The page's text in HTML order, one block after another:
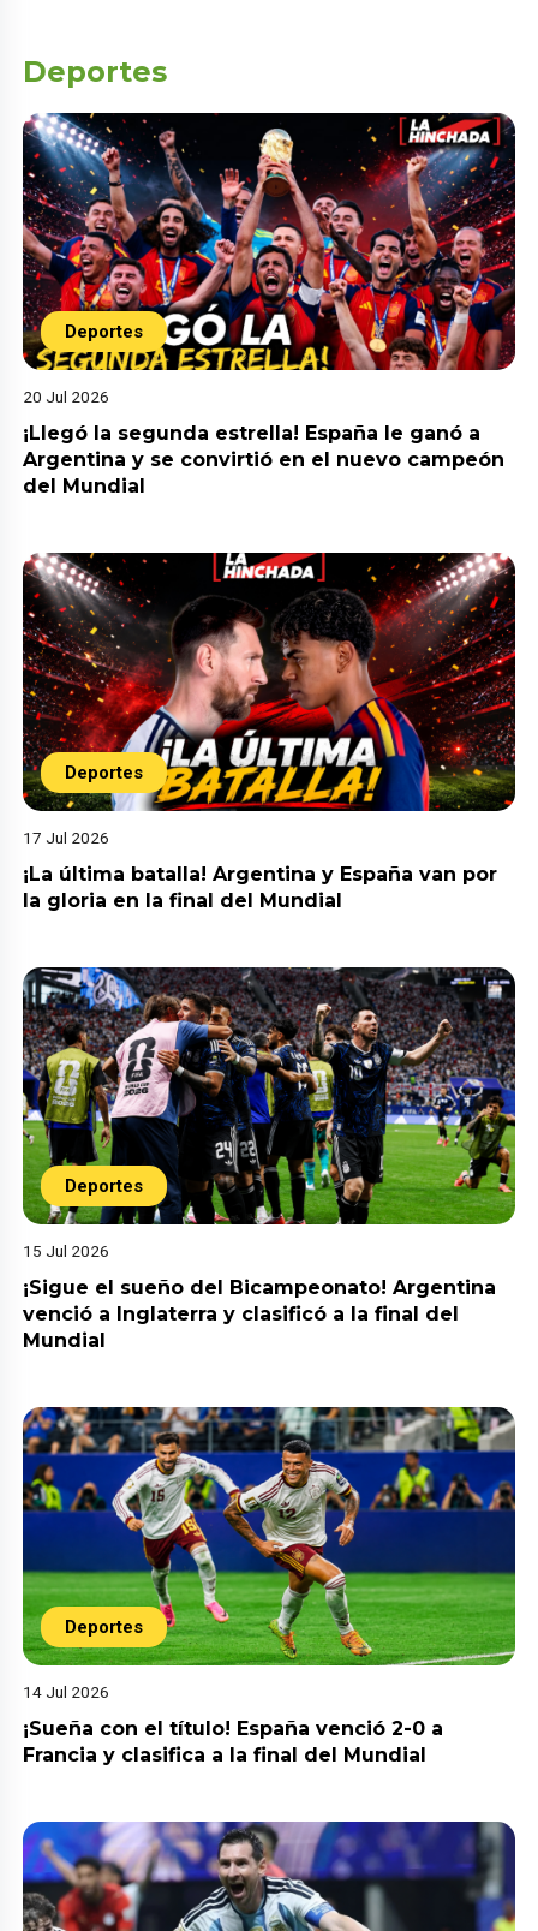
Deportes
Deportes
20 Jul 2026
¡Llegó la segunda estrella! España le ganó a
Argentina y se convirtió en el nuevo campeón
del Mundial
Deportes
17 Jul 2026
¡La última batalla! Argentina y España van por
la gloria en la final del Mundial
Deportes
15 Jul 2026
¡Sigue el sueño del Bicampeonato! Argentina
venció a Inglaterra y clasificó a la final del
Mundial
Deportes
14 Jul 2026
¡Sueña con el título! España venció 2-0 a
Francia y clasifica a la final del Mundial